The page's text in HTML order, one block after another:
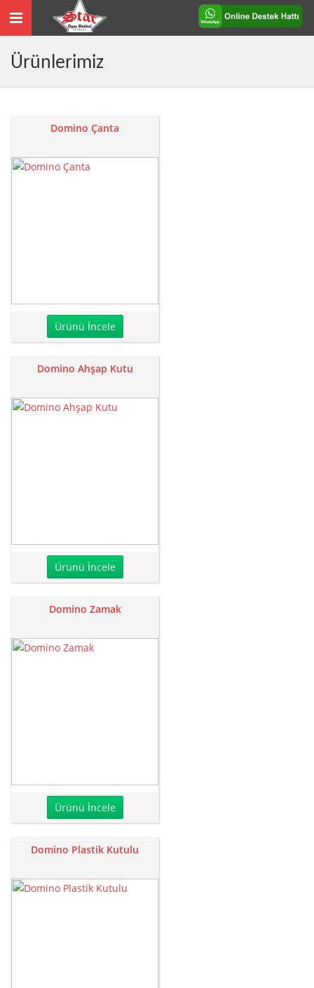
Toggle
navigation
Ürünlerimiz
Domino Çanta
Ürünü İncele
Domino Ahşap Kutu
Ürünü İncele
Domino Zamak
Ürünü İncele
Domino Plastik Kutulu